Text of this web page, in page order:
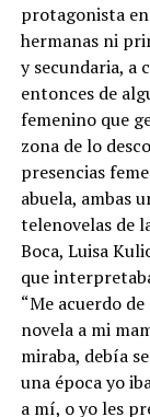
protagonista
hermanas ni
y secundaria, a
entonces de
femenino que
zona de lo
presencias
abuela, ambas
telenovelas de
Boca, Luisa
que
“Me acuerdo
novela a mi
miraba, debía
una época yo
a mí, o yo les